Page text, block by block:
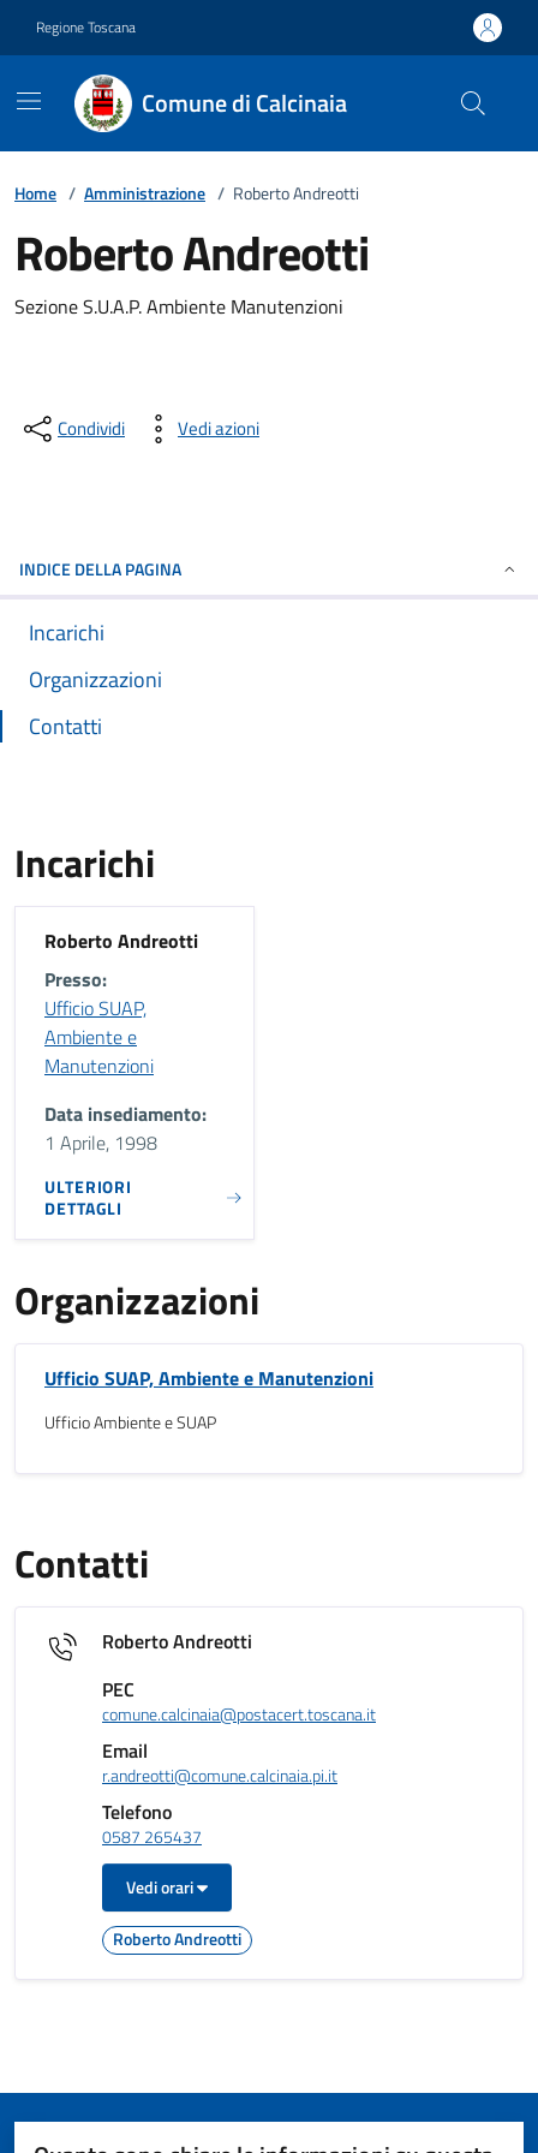
Regione Toscana
Comune di Calcinaia
Home / Amministrazione / Roberto Andreotti
Roberto Andreotti
Descrizione breve
Sezione S.U.A.P. Ambiente Manutenzioni
Condividi Vedi azioni
INDICE DELLA PAGINA
Incarichi
Organizzazioni
Contatti
Incarichi
Roberto Andreotti
Presso:
Ufficio SUAP,
Ambiente e
Manutenzioni
Data insediamento:
1 Aprile, 1998
ULTERIORI
DETTAGLI
Organizzazioni
Ufficio SUAP, Ambiente e Manutenzioni
Ufficio Ambiente e SUAP
Contatti
Roberto Andreotti
PEC
comune.calcinaia@postacert.toscana.it
Email
r.andreotti@comune.calcinaia.pi.it
Telefono
0587 265437
Vedi orari
Roberto Andreotti